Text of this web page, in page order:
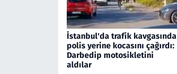
İstanbul'da trafik kavgasında
polis yerine kocasını çağırdı:
Darbedip motosikletini
aldılar